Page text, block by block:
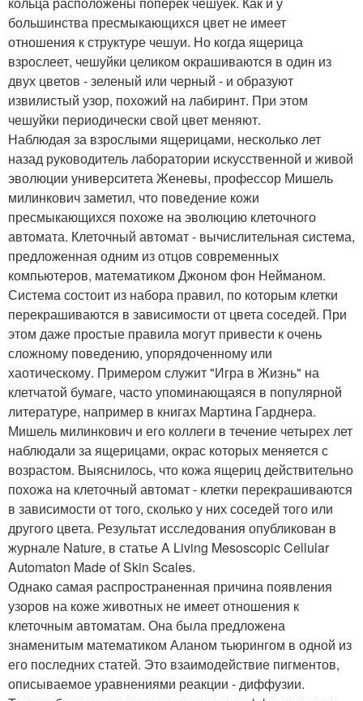
большинства пресмыкающихся цвет не имеет
отношения к структуре чешуи. Но когда ящерица
взрослеет, чешуйки целиком окрашиваются в один из
двух цветов - зеленый или черный - и образуют
извилистый узор, похожий на лабиринт. При этом
чешуйки периодически свой цвет меняют.
Наблюдая за взрослыми ящерицами, несколько лет
назад руководитель лаборатории искусственной и живой
эволюции университета Женевы, профессор Мишель
милинкович заметил, что поведение кожи
пресмыкающихся похоже на эволюцию клеточного
автомата. Клеточный автомат - вычислительная система,
предложенная одним из отцов современных
компьютеров, математиком Джоном фон Нейманом.
Система состоит из набора правил, по которым клетки
перекрашиваются в зависимости от цвета соседей. При
этом даже простые правила могут привести к очень
сложному поведению, упорядоченному или
хаотическому. Примером служит "Игра в Жизнь" на
клетчатой бумаге, часто упоминающаяся в популярной
литературе, например в книгах Мартина Гарднера.
Мишель милинкович и его коллеги в течение четырех лет
наблюдали за ящерицами, окрас которых меняется с
возрастом. Выяснилось, что кожа ящериц действительно
похожа на клеточный автомат - клетки перекрашиваются
в зависимости от того, сколько у них соседей того или
другого цвета. Результат исследования опубликован в
журнале Nature, в статье A Living Mesoscopic Cellular
Automaton Made of Skin Scales.
Однако самая распространенная причина появления
узоров на коже животных не имеет отношения к
клеточным автоматам. Она была предложена
знаменитым математиком Аланом тьюрингом в одной из
его последних статей. Это взаимодействие пигментов,
описываемое уравнениями реакции - диффузии.